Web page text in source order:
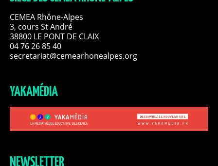
CEMEA Rhône-Alpes
3, cours St André
38800 LE PONT DE CLAIX
04 76 26 85 40
secretariat@cemearhonealpes.org
YAKAMÉDIA
NEWSLETTER